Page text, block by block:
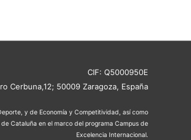
CIF: Q5000950E
Cerbuna,12; 50009 Zaragoza, España
y de Economía y Competitividad, así como
Cataluña en el marco del programa Campus de
Excelencia Internacional.